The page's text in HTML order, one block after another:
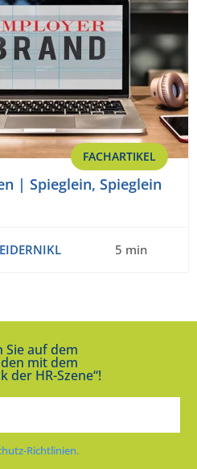
FACHARTIKEL
| Spieglein, Spieglein
5 min
Sie auf dem
mit dem
der HR-Szene“!
Richtlinien.